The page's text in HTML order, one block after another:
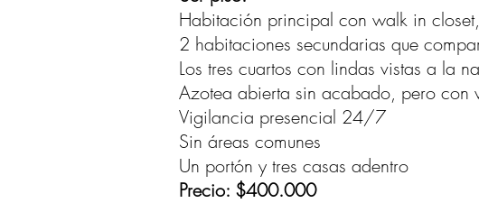
Habitación principal con walk in
2 habitaciones secundarias que
Los tres cuartos con lindas vistas a la
Azotea abierta sin acabado, pero con
Vigilancia presencial 24/7
Sin áreas comunes
Un portón y tres casas adentro
Precio: $400.000